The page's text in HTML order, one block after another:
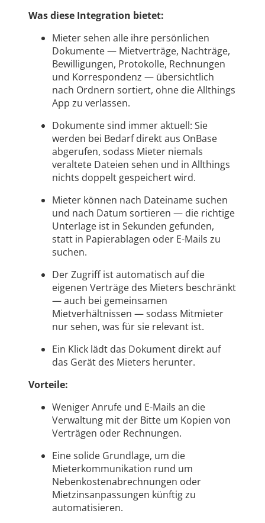
Was diese Integration bietet:
Mieter sehen alle ihre persönlichen
Dokumente — Mietverträge, Nachträge,
Bewilligungen, Protokolle, Rechnungen
und Korrespondenz — übersichtlich
nach Ordnern sortiert, ohne die Allthings
App zu verlassen.
Dokumente sind immer aktuell: Sie
werden bei Bedarf direkt aus OnBase
abgerufen, sodass Mieter niemals
veraltete Dateien sehen und in Allthings
nichts doppelt gespeichert wird.
Mieter können nach Dateiname suchen
und nach Datum sortieren — die richtige
Unterlage ist in Sekunden gefunden,
statt in Papierablagen oder E-Mails zu
suchen.
Der Zugriff ist automatisch auf die
eigenen Verträge des Mieters beschränkt
— auch bei gemeinsamen
Mietverhältnissen — sodass Mitmieter
nur sehen, was für sie relevant ist.
Ein Klick lädt das Dokument direkt auf
das Gerät des Mieters herunter.
Vorteile:
Weniger Anrufe und E-Mails an die
Verwaltung mit der Bitte um Kopien von
Verträgen oder Rechnungen.
Eine solide Grundlage, um die
Mieterkommunikation rund um
Nebenkostenabrechnungen oder
Mietzinsanpassungen künftig zu
automatisieren.